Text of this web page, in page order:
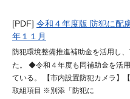
[PDF] 令和４年度版 防犯に配
年１１月
防犯環境整備推進補助金を活用し
た。 ◆令和４年度も同補助金を活
ている。 【市内設置防犯カメラ】
取組項目 ※別添「防犯に